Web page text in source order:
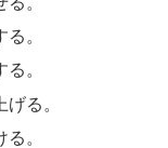
。
。
る。
。